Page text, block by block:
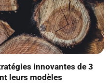
innovantes de 3
leurs modèles